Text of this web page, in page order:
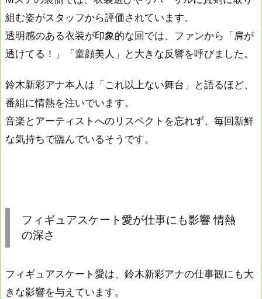
組む姿がスタッフから評価されています。
透明感のある衣装が印象的な回では、ファンから「肩が
透けてる！」「童顔美人」と大きな反響を呼びました。
鈴木新彩アナ本人は「これ以上ない舞台」と語るほど、
番組に情熱を注いでいます。
音楽とアーティストへのリスペクトを忘れず、毎回新鮮
な気持ちで臨んでいるそうです。
フィギュアスケート愛が仕事にも影響 情熱
の深さ
フィギュアスケート愛は、鈴木新彩アナの仕事観にも大
きな影響を与えています。